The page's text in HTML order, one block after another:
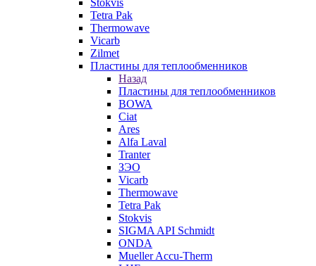
Stokvis
Tetra Pak
Thermowave
Vicarb
Zilmet
Пластины для теплообменников
Назад
Пластины для теплообменников
BOWA
Ciat
Ares
Alfa Laval
Tranter
ЗЭО
Vicarb
Thermowave
Tetra Pak
Stokvis
SIGMA API Schmidt
ONDA
Mueller Accu-Therm